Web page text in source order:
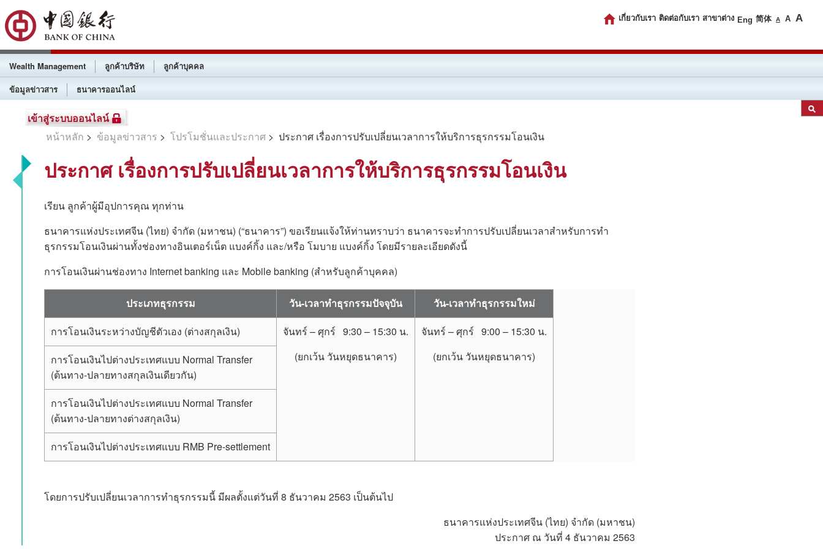
เกี่ยวกับเรา ติดต่อกับเรา สาขาต่าง Eng 简体 A A A
Wealth Management ลูกค้าบริษัท
ลูกค้าบุคคล
ข้อมูลข่าวสาร
ธนาคารออนไลน์
เข้าสู่ระบบออนไลน์
หน้าหลัก > ข้อมูลข่าวสาร > โปรโมชั่นและประกาศ > ประกาศ เรื่องการปรับเปลี่ยนเวลาการให้บริการธุรกรรมโอนเงิน
ประกาศ เรื่องการปรับเปลี่ยนเวลาการให้บริการธุรกรรมโอนเงิน
เรียน ลูกค้าผู้มีอุปการคุณ ทุกท่าน
ธนาคารแห่งประเทศจีน (ไทย) จำกัด (มหาชน) (“ธนาคาร”) ขอเรียนแจ้งให้ท่านทราบว่า ธนาคารจะทำการปรับเปลี่ยนเวลาสำหรับการทำ
ธุรกรรมโอนเงินผ่านทั้งช่องทางอินเตอร์เน็ต แบงค์กิ้ง และ/หรือ โมบาย แบงค์กิ้ง โดยมีรายละเอียดดังนี้
การโอนเงินผ่านช่องทาง Internet banking และ Mobile banking (สำหรับลูกค้าบุคคล)
ประเภทธุรกรรม วัน-เวลาทำธุรกรรมปัจจุบัน
วัน-เวลาทำธุรกรรมใหม่
การโอนเงินระหว่างบัญชีตัวเอง (ต่างสกุลเงิน)
จันทร์ – ศุกร์ 9:30 – 15:30 น.
(ยกเว้น วันหยุดธนาคาร)
จันทร์ – ศุกร์ 9:00 – 15:30 น.
(ยกเว้น วันหยุดธนาคาร)
การโอนเงินไปต่างประเทศแบบ Normal Transfer
(ต้นทาง-ปลายทางสกุลเงินเดียวกัน)
การโอนเงินไปต่างประเทศแบบ Normal Transfer
(ต้นทาง-ปลายทางต่างสกุลเงิน)
การโอนเงินไปต่างประเทศแบบ RMB Pre-settlement
โดยการปรับเปลี่ยนเวลาการทำธุรกรรมนี้ มีผลตั้งแต่วันที่ 8 ธันวาคม 2563 เป็นต้นไป
ธนาคารแห่งประเทศจีน (ไทย) จำกัด (มหาชน)
ประกาศ ณ วันที่ 4 ธันวาคม 2563